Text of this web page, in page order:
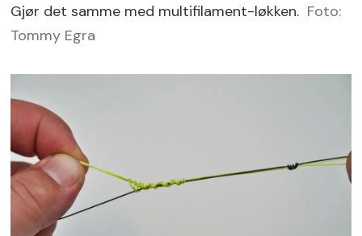
Gjør det samme med multifilament-løkken. Foto:
Tommy Egra